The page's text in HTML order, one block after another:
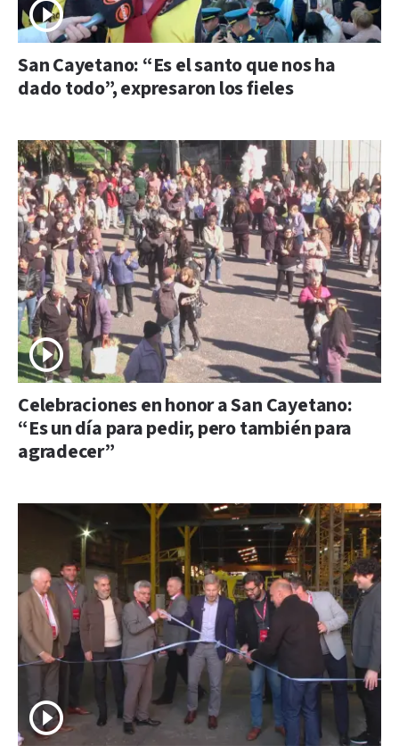
San Cayetano: “Es el santo que nos ha
dado todo”, expresaron los fieles
Celebraciones en honor a San Cayetano:
“Es un día para pedir, pero también para
agradecer”